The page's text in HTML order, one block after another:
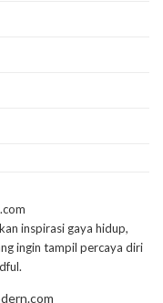
inspirasi gaya hidup,
ingin tampil percaya diri